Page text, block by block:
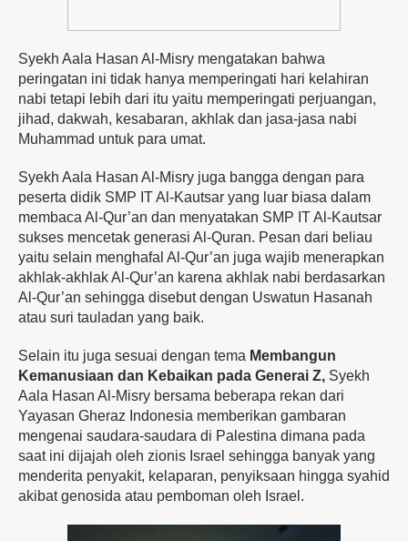
Syekh Aala Hasan Al-Misry mengatakan bahwa
peringatan ini tidak hanya memperingati hari kelahiran
nabi tetapi lebih dari itu yaitu memperingati perjuangan,
jihad, dakwah, kesabaran, akhlak dan jasa-jasa nabi
Muhammad untuk para umat.
Syekh Aala Hasan Al-Misry juga bangga dengan para
peserta didik SMP IT Al-Kautsar yang luar biasa dalam
membaca Al-Qur’an dan menyatakan SMP IT Al-Kautsar
sukses mencetak generasi Al-Quran. Pesan dari beliau
yaitu selain menghafal Al-Qur’an juga wajib menerapkan
akhlak-akhlak Al-Qur’an karena akhlak nabi berdasarkan
Al-Qur’an sehingga disebut dengan Uswatun Hasanah
atau suri tauladan yang baik.
Selain itu juga sesuai dengan tema Membangun
Kemanusiaan dan Kebaikan pada Generai Z, Syekh
Aala Hasan Al-Misry bersama beberapa rekan dari
Yayasan Gheraz Indonesia memberikan gambaran
mengenai saudara-saudara di Palestina dimana pada
saat ini dijajah oleh zionis Israel sehingga banyak yang
menderita penyakit, kelaparan, penyiksaan hingga syahid
akibat genosida atau pemboman oleh Israel.